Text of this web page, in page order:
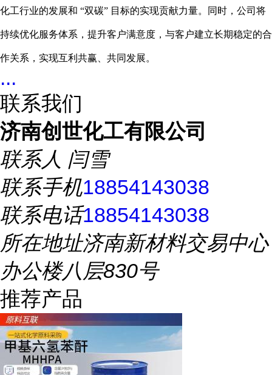
化工行业的发展和 “双碳” 目标的实现贡献力量。同时，公司将
持续优化服务体系，提升客户满意度，与客户建立长期稳定的合
作关系，实现互利共赢、共同发展。
...
联系我们
济南创世化工有限公司
联系人 闫雪
联系手机18854143038
联系电话18854143038
所在地址济南新材料交易中心
办公楼八层830号
推荐产品